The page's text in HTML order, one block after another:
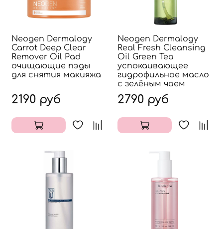
Neogen Dermalogy
Carrot Deep Clear
Remover Oil Pad
очищающие пэды
для снятия макияжа
2190 руб
Neogen Dermalogy
Real Fresh Cleansing
Oil Green Tea
успокаивающее
гидрофильное масло
с зелёным чаем
2790 руб